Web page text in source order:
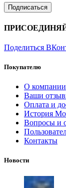
Поделиться
Покупателю
О компании
Ваши
Оплата и
История
Вопросы и
Контакты
Новости